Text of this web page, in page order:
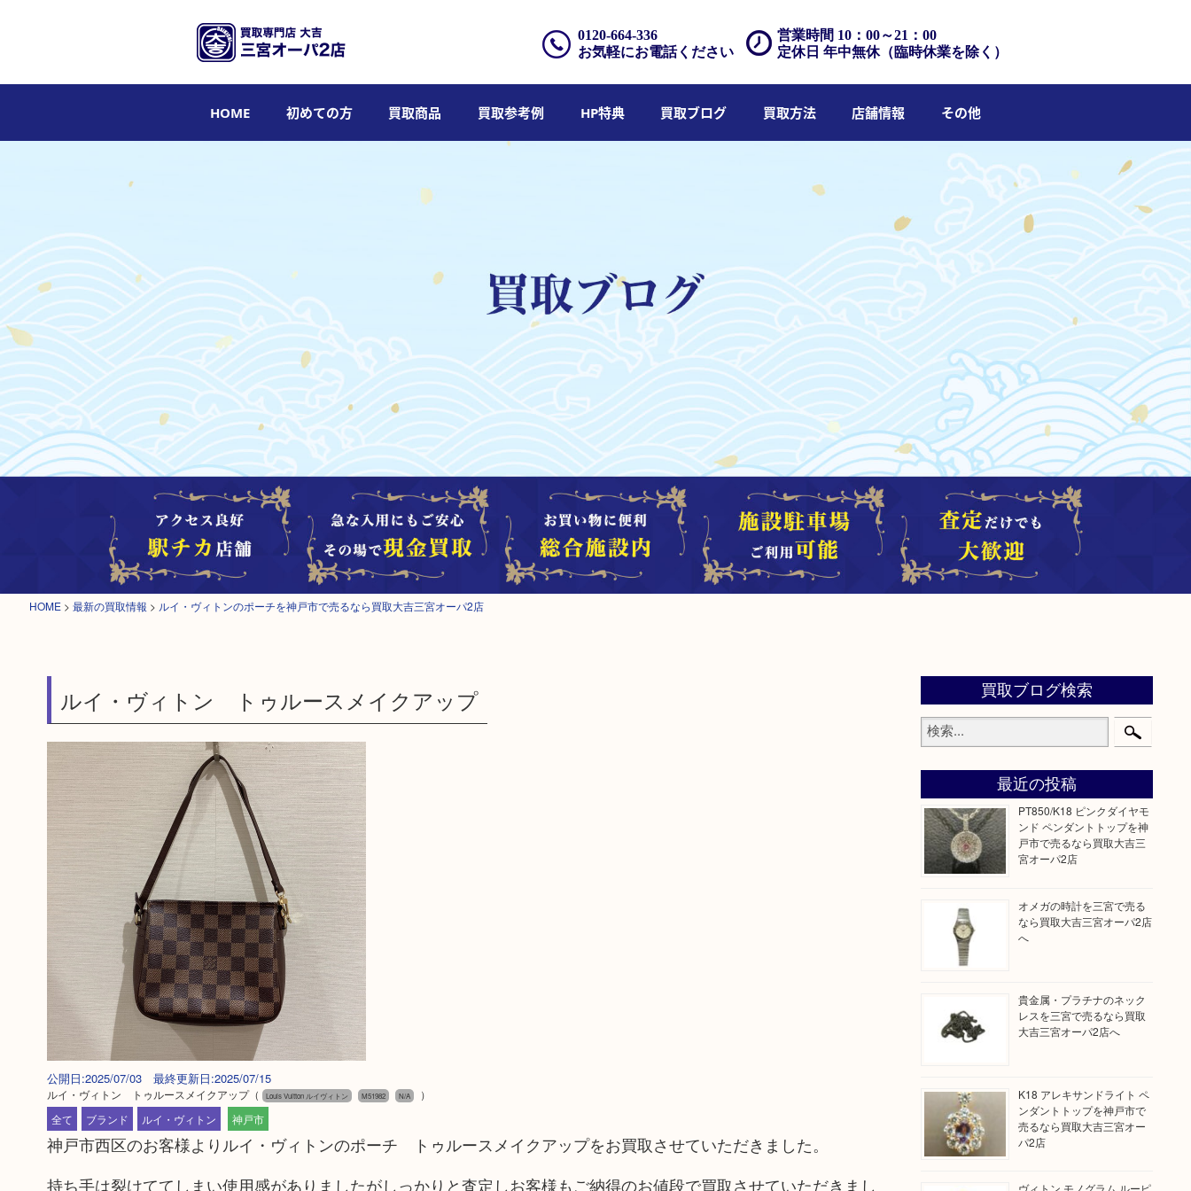
営業時間 10：00～21：00
定休日 年中無休（臨時休業を除く）
0120-664-336
お気軽にお電話ください
HOME 初めての方 買取商品 買取参考例 HP特典 買取ブログ 買取方法 店舗情報 その他
HOME > 最新の買取情報 > ルイ・ヴィトンのポーチを神戸市で売るなら買取大吉三宮オーパ2店
ルイ・ヴィトン トゥルースメイクアップ
公開日:2025/07/03 最終更新日:2025/07/15
ルイ・ヴィトン トゥルースメイクアップ（ Louis Vuitton ルイヴィトン M51982 N/A
）
全て
ブランド ルイ・ヴィトン 神戸市
神戸市西区のお客様よりルイ・ヴィトンのポーチ トゥルースメイクアップをお買取させていただきました。
持ち手は裂けててしまい使用感がありましたがしっかりと査定しお客様もご納得のお値段で買取させていただきまし
買取ブログ検索
最近の投稿
PT850/K18 ピンクダイヤモ
ンド ペンダントトップを神
戸市で売るなら買取大吉三
宮オーパ2店
オメガの時計を三宮で売る
なら買取大吉三宮オーパ2店
へ
貴金属・プラチナのネック
レスを三宮で売るなら買取
大吉三宮オーパ2店へ
K18 アレキサンドライト ペ
ンダントトップを神戸市で
売るなら買取大吉三宮オー
パ2店